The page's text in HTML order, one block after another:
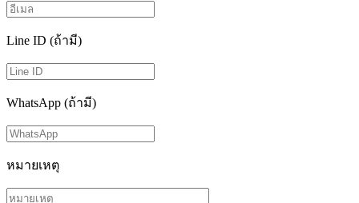
Line ID (ถ้ามี)
WhatsApp (ถ้ามี)
หมายเหตุ